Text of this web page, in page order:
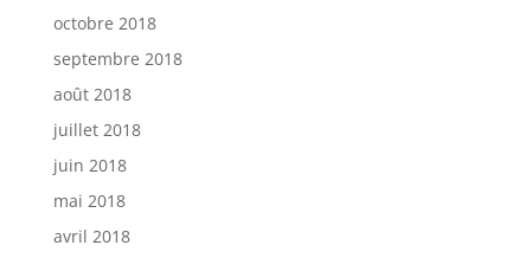
octobre 2018
septembre 2018
août 2018
juillet 2018
juin 2018
mai 2018
avril 2018